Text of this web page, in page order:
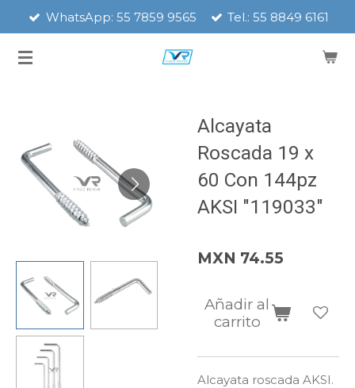
contenido
WhatsApp: 55 7859 9565 Tel.: 55 8849 6161
Alcayata
Roscada 19 x
60 Con 144pz
AKSI "119033"
MXN 74.55
Añadir al
carrito
Alcayata roscada AKSI.